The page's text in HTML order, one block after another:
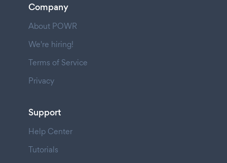
Company
About POWR
We're hiring!
Terms of Service
Privacy
Support
Help Center
Tutorials